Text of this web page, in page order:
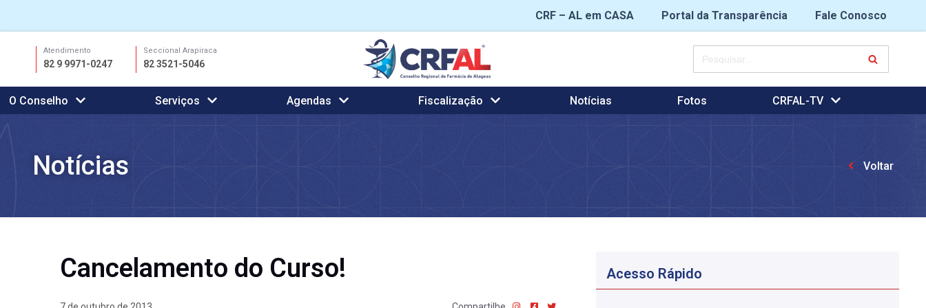
CRF – AL em CASA Portal da Transparência
Fale Conosco
conteúdo
Atendimento
82 9 9971-0247
Seccional Arapiraca
82 3521-5046
O Conselho Serviços Agendas Fiscalização Notícias Fotos CRFAL-TV
Notícias Voltar
Cancelamento do Curso! Acesso Rápido